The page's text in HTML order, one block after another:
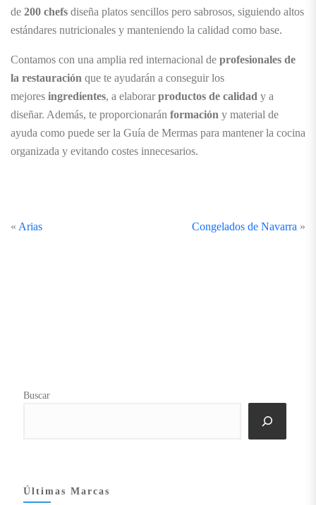
de 200 chefs diseña platos sencillos pero sabrosos, siguiendo altos
estándares nutricionales y manteniendo la calidad como base.
Contamos con una amplia red internacional de profesionales de
la restauración que te ayudarán a conseguir los
mejores ingredientes, a elaborarproductos de calidad y a
diseñar. Además, te proporcionarán formación y material de
ayuda como puede ser la Guía de Mermas para mantener la cocina
organizada y evitando costes innecesarios.
« Arias Congelados de Navarra »
Buscar
Últimas Marcas